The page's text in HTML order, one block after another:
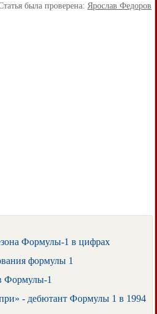
была проверена: Ярослав Федоров
Формулы-1 в цифрах
формулы 1
Формулы-1
- дебютант Формулы 1 в 1994